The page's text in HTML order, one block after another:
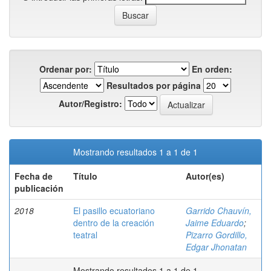
Ordenar por:
En orden:
Resultados por página
Autor/Registro:
Mostrando resultados 1 a 1 de 1
Fecha de
publicación
Título Autor(es)
2018
El pasillo ecuatoriano
dentro de la creación
teatral
Garrido Chauvín,
Jaime Eduardo;
Pizarro Gordillo,
Edgar Jhonatan